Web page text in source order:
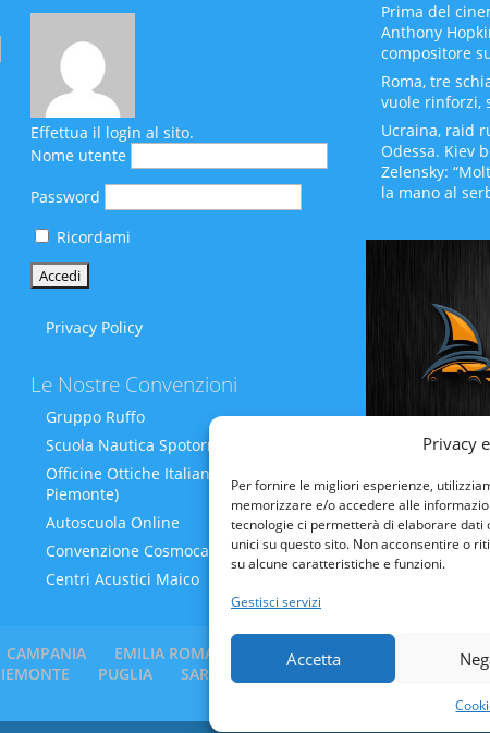
Privacy
Per fornire le migliori esperienze,
memorizzare e/o accedere alle
tecnologie ci permetterà di elaborare dati
unici su questo sito. Non acconsentire o
su alcune caratteristiche e funzioni.
Gestisci servizi
Accetta
Effettua il login al sito.
Nome utente
Password
Ricordami
Privacy Policy
Le Nostre Convenzioni
Gruppo Ruffo
Scuola Nautica Spotornoli
Officine Ottiche Italiane (Liguria-
Piemonte)
Autoscuola Online
Convenzione Cosmocare
Centri Acustici Maico
Prima del
Anthony
compositore
Roma, tre
vuole rinforzi,
Ucraina, raid
Odessa. Kiev
Zelensky:
la mano al
Rinnovo
CAMPANIA EMILIA ROMAGNA FRIULI VENEZIA-GIULIA
PUGLIA SARDEGNA TOSCANA